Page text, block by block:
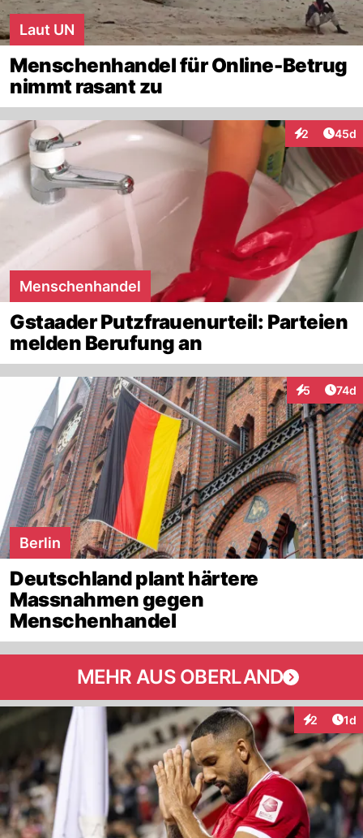
Laut UN
Menschenhandel für Online-Betrug
nimmt rasant zu
2
Interaktionen
45d
Menschenhandel
Gstaader Putzfrauenurteil: Parteien
melden Berufung an
5
Interaktionen
74d
Berlin
Deutschland plant härtere
Massnahmen gegen
Menschenhandel
MEHR AUS OBERLAND
2 1d